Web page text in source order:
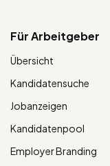
Für Arbeitgeber
Übersicht
Kandidatensuche
Jobanzeigen
Kandidatenpool
Employer Branding